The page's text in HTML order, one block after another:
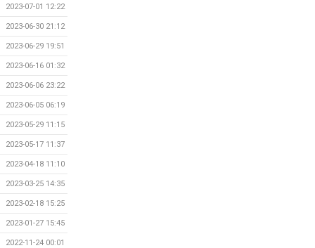
2023-07-01 12:22
2023-06-30 21:12
2023-06-29 19:51
2023-06-16 01:32
2023-06-06 23:22
2023-06-05 06:19
2023-05-29 11:15
2023-05-17 11:37
2023-04-18 11:10
2023-03-25 14:35
2023-02-18 15:25
2023-01-27 15:45
2022-11-24 00:01